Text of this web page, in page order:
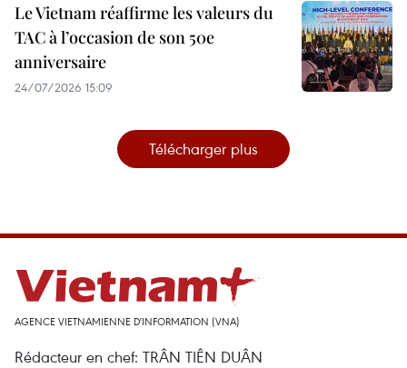
Le Vietnam réaffirme les valeurs du
TAC à l’occasion de son 50e
anniversaire
24/07/2026 15:09
Télécharger plus
AGENCE VIETNAMIENNE D'INFORMATION (VNA)
Rédacteur en chef: TRÂN TIÊN DUÂN